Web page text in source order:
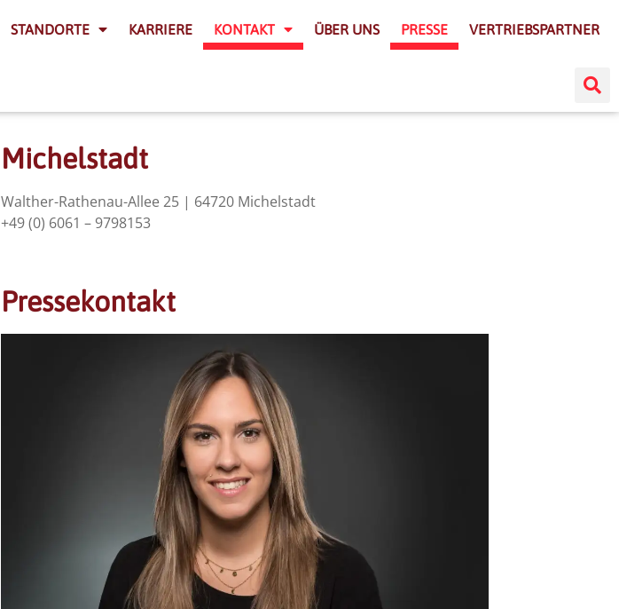
STANDORTE KARRIERE KONTAKT ÜBER UNS PRESSE VERTRIEBSPARTNER
Michelstadt
Walther-Rathenau-Allee 25 | 64720 Michelstadt
+49 (0) 6061 – 9798153
Pressekontakt